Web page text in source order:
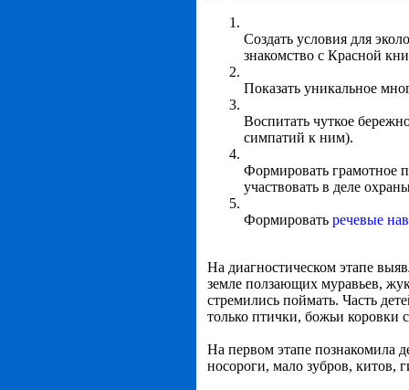
Создать условия для
знакомство с Красной
Показать уникальное
Воспитать чуткое
симпатий к ним).
Формировать грамотное
участвовать в деле
Формировать речевые
На диагностическом этапе
земле ползающих муравьев,
стремились поймать. Часть
только птички, божьи коровки
На первом этапе познакомила
носороги, мало зубров, китов,